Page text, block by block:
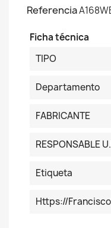
Referencia
Ficha técnica
TIPO
Departamento
FABRICANTE
RESPONSABLE
Etiqueta
Https://